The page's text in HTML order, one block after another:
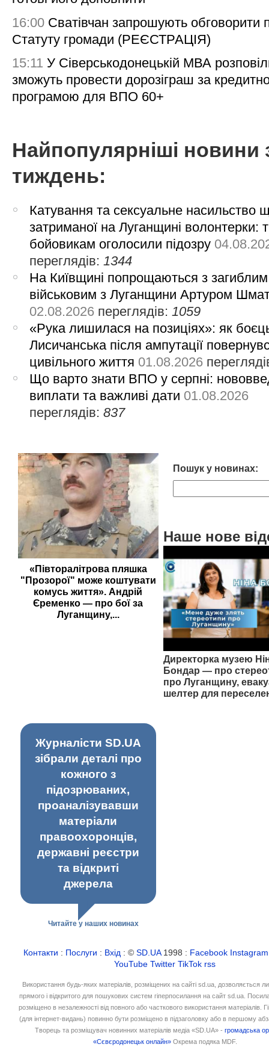
16:00 Сватівчан запрошують обговорити
Статуту громади (РЕЄСТРАЦІЯ)
15:11 У Сіверськодонецькій МВА
зможуть провести дорозіграш за
програмою для ВПО 60+
Найпопулярніші новини
тиждень:
Катування та сексуальне насильство
затриманої на Луганщині волонтерки:
бойовикам оголосили підозру
переглядів: 1344
На Київщині попрощаються з загиблим
військовим з Луганщини Артуром
02.08.2026 переглядів: 1059
«Рука лишилася на позиціях»: як
Лисичанська після ампутації
цивільного життя 01.08.2026
Що варто знати ВПО у серпні:
виплати та важливі дати 01.08.2026
переглядів:837
«Півторалітрова пляшка
"Прозорої" може коштувати
комусь життя». Андрій
Єременко — про бої за
Луганщину,...
Пошук у новинах:
Наше нове
Директорка музею
Бондар — про
про Луганщину,
шелтер для
Журналісти SD.UA
зібрали деталі про
кожного з
підозрюваних,
проаналізувавши
матеріали
правоохоронців,
державні реєстри
та відкриті
джерела
Читайте у наших новинах
Контакти : Послуги : Вхід : ©SD.UA1998 : Facebook Instagram
YouTube Twitter TikTok rss
Використання будь-яких матеріалів, розміщених на сайті sd.ua, дозволяється
прямого і відкритого для пошукових систем гіперпосилання на сайт sd.ua.
розміщено в незалежності від повного або часткового використання матеріалів.
(для інтернет-видань) повинно бути розміщено в підзаголовку або в першому
Творець та розміщувач новинних матеріалів медіа «SD.UA» -громадська
«Сєвєродонецьк онлайн» Окрема подяка MDF.